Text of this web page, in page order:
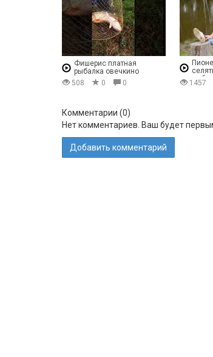
Фишерис платная
рыбалка овечкино
508
0 0 1457
Комментарии (0)
Нет комментариев. Ваш будет
Добавить комментарий